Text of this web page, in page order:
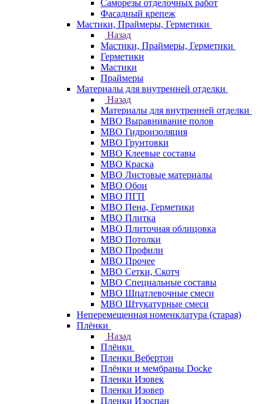
Саморезы отделочных работ
Фасадный крепеж
Мастики, Праймеры, Герметики
Назад
Мастики, Праймеры, Герметики
Герметики
Мастики
Праймеры
Материалы для внутренней отделки
Назад
Материалы для внутренней отделки
МВО Выравнивание полов
МВО Гидроизоляция
МВО Грунтовки
МВО Клеевые составы
МВО Краска
МВО Листовые материалы
МВО Обои
МВО ПГП
МВО Пена, Герметики
МВО Плитка
МВО Плиточная облицовка
МВО Потолки
МВО Профили
МВО Прочее
МВО Сетки, Скотч
МВО Специальные составы
МВО Шпатлевочные смеси
МВО Штукатурные смеси
Неперемещенная номенклатура (старая)
Плёнки
Назад
Плёнки
Пленки Вебертон
Плёнки и мембраны Docke
Пленки Изовек
Пленки Изовер
Пленки Изоспан